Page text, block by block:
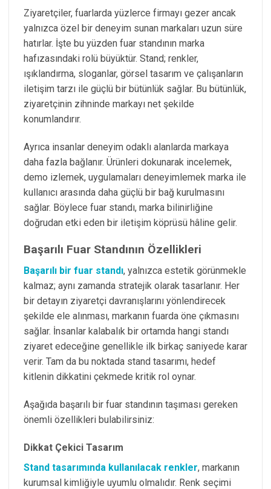
Ziyaretçiler, fuarlarda yüzlerce firmayı gezer ancak
yalnızca özel bir deneyim sunan markaları uzun süre
hatırlar. İşte bu yüzden fuar standının marka
hafızasındaki rolü büyüktür. Stand; renkler,
ışıklandırma, sloganlar, görsel tasarım ve çalışanların
iletişim tarzı ile güçlü bir bütünlük sağlar. Bu bütünlük,
ziyaretçinin zihninde markayı net şekilde
konumlandırır.
Ayrıca insanlar deneyim odaklı alanlarda markaya
daha fazla bağlanır. Ürünleri dokunarak incelemek,
demo izlemek, uygulamaları deneyimlemek marka ile
kullanıcı arasında daha güçlü bir bağ kurulmasını
sağlar. Böylece fuar standı, marka bilinirliğine
doğrudan etki eden bir iletişim köprüsü hâline gelir.
Başarılı Fuar Standının Özellikleri
Başarılı bir fuar standı, yalnızca estetik görünmekle
kalmaz; aynı zamanda stratejik olarak tasarlanır. Her
bir detayın ziyaretçi davranışlarını yönlendirecek
şekilde ele alınması, markanın fuarda öne çıkmasını
sağlar. İnsanlar kalabalık bir ortamda hangi standı
ziyaret edeceğine genellikle ilk birkaç saniyede karar
verir. Tam da bu noktada stand tasarımı, hedef
kitlenin dikkatini çekmede kritik rol oynar.
Aşağıda başarılı bir fuar standının taşıması gereken
önemli özellikleri bulabilirsiniz:
Dikkat Çekici Tasarım
Stand tasarımında kullanılacak renkler, markanın
kurumsal kimliğiyle uyumlu olmalıdır. Renk seçimi